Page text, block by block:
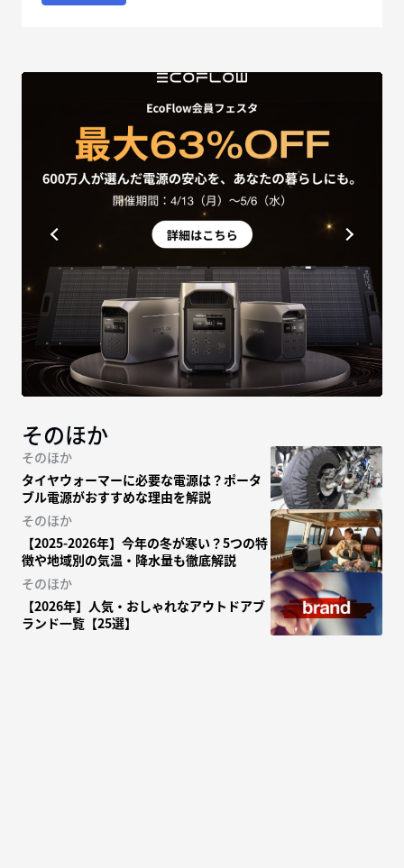
そのほか
そのほか
タイヤウォーマーに必要な電源は？ポータ
ブル電源がおすすめな理由を解説
そのほか
【2025-2026年】今年の冬が寒い？5つの特
徴や地域別の気温・降水量も徹底解説
そのほか
【2026年】人気・おしゃれなアウトドアブ
ランド一覧【25選】